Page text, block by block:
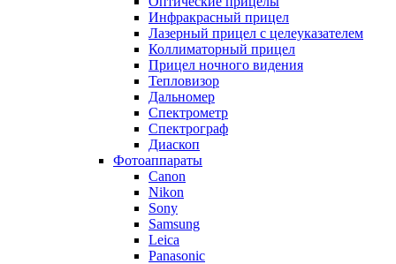
Инфракрасный прицел
Лазерный прицел с целеуказателем
Коллиматорный прицел
Прицел ночного видения
Тепловизор
Дальномер
Спектрометр
Спектрограф
Диаскоп
Фотоаппараты
Canon
Nikon
Sony
Samsung
Leica
Panasonic